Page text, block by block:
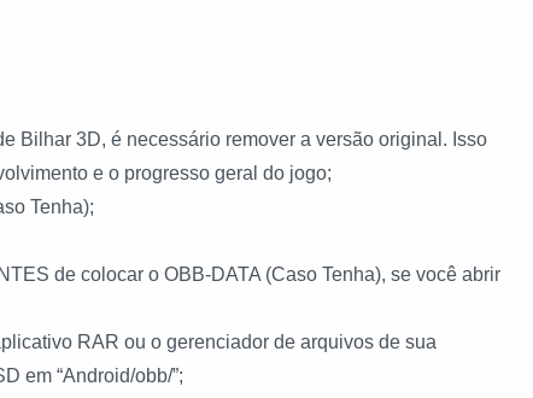
Bilhar 3D, é necessário remover a versão original. Isso
e o progresso geral do jogo;
Tenha);
de colocar o OBB-DATA (Caso Tenha), se você abrir
RAR ou o gerenciador de arquivos de sua
em “Android/obb/”;